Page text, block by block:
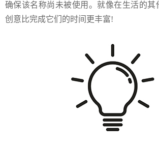
确保该名称尚未被使用。就像在生活的其
创意比完成它们的时间更丰富!